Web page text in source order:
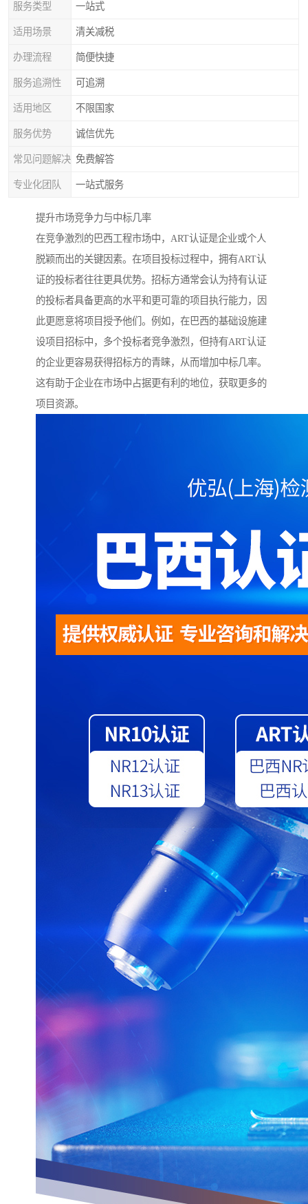
服务类型 一站式
适用场景 清关减税
办理流程 简便快捷
服务追溯性 可追溯
适用地区 不限国家
服务优势 诚信优先
常见问题解决 免费解答
专业化团队 一站式服务
提升市场竞争力与中标几率
在竞争激烈的巴西工程市场中，ART认证是企业或个人
脱颖而出的关键因素。在项目投标过程中，拥有ART认
证的投标者往往更具优势。招标方通常会认为持有认证
的投标者具备更高的水平和更可靠的项目执行能力，因
此更愿意将项目授予他们。例如，在巴西的基础设施建
设项目招标中，多个投标者竞争激烈，但持有ART认证
的企业更容易获得招标方的青睐，从而增加中标几率。
这有助于企业在市场中占据更有利的地位，获取更多的
项目资源。